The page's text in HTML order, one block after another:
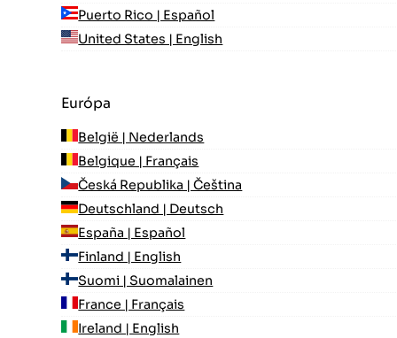
Puerto Rico | Español
United States | English
Európa
België | Nederlands
Belgique | Français
Česká Republika | Čeština
Deutschland | Deutsch
España | Español
Finland | English
Suomi | Suomalainen
France | Français
Ireland | English